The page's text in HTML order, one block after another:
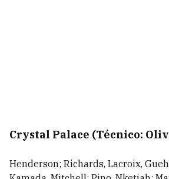
Crystal Palace (Técnico:
Henderson; Richards, Lacroix,